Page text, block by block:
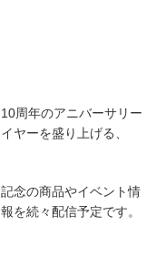
10周年のアニバーサリー
イヤーを盛り上げる、
記念の商品やイベント情
報を続々配信予定です。